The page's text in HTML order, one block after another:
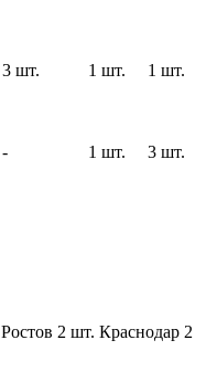
3 шт. 1 шт. 1 шт.
- 1 шт. 3 шт.
Ростов 2 шт. Краснодар 2